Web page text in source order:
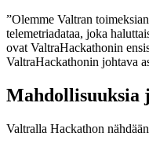
”Olemme Valtran
telemetriadataa, joka
ovat ValtraHackathonin
ValtraHackathonin johtava
Mahdollisuuksia
Valtralla Hackathon